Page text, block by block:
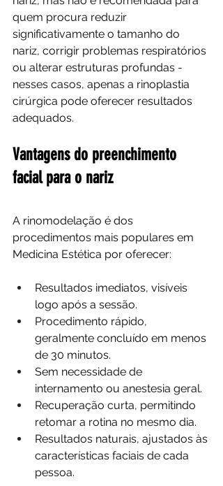
quem procura reduzir
significativamente o tamanho do
nariz, corrigir problemas respiratórios
ou alterar estruturas profundas -
nesses casos, apenas a rinoplastia
cirúrgica pode oferecer resultados
adequados.
Vantagens do preenchimento
facial para o nariz
A rinomodelação é dos
procedimentos mais populares em
Medicina Estética por oferecer:
Resultados imediatos, visíveis
logo após a sessão.
Procedimento rápido,
geralmente concluído em menos
de 30 minutos.
Sem necessidade de
internamento ou anestesia geral.
Recuperação curta, permitindo
retomar a rotina no mesmo dia.
Resultados naturais, ajustados às
características faciais de cada
pessoa.